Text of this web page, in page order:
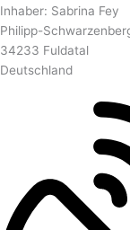
Inhaber: Sabrina Fey
Philipp-
34233 Fuldatal
Deutschland